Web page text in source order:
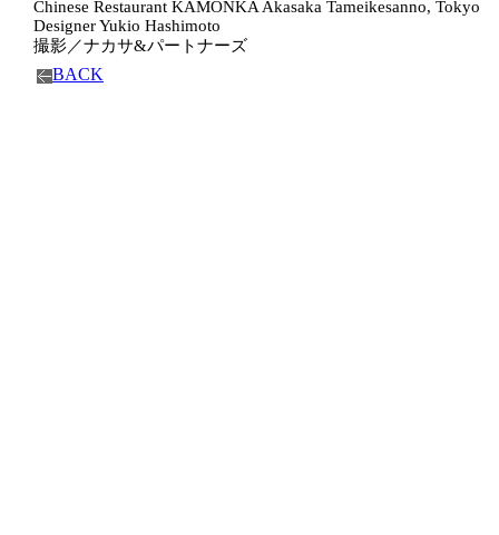
Chinese Restaurant KAMONKA Akasaka Tameikesanno, Tokyo
Designer Yukio Hashimoto
撮影／ナカサ&パートナーズ
BACK